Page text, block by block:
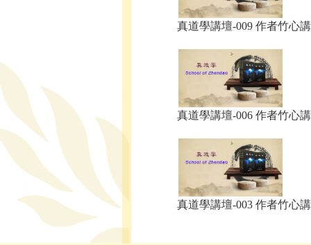
真道學講壇-009 作者竹心
真道學講壇-006 作者竹心
真道學講壇-003 作者竹心